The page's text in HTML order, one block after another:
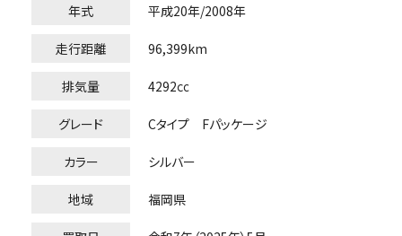
年式 平成20年/2008年
走行距離 96,399km
排気量 4292㏄
グレード Cタイプ Fパッケージ
カラー シルバー
地域 福岡県